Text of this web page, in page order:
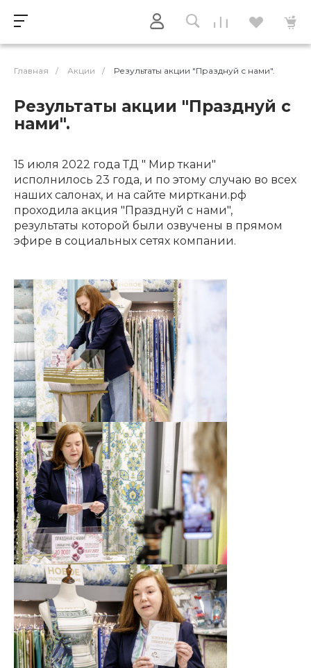
Главная / Акции / Результаты акции "Празднуй с нами".
Результаты акции "Празднуй с
нами".
15 июля 2022 года ТД " Мир ткани"
исполнилось 23 года, и по этому случаю во всех
наших салонах, и на сайте мирткани.рф
проходила акция "Празднуй с нами",
результаты которой были озвучены в прямом
эфире в социальных сетях компании.